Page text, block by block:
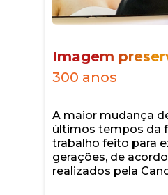
Imagem
300 anos
A maior mudança
últimos tempos da
trabalho feito para
gerações, de
realizados pela